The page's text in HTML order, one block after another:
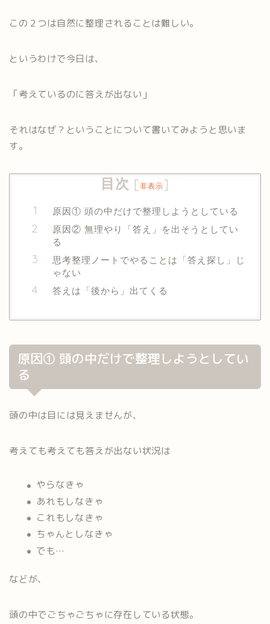
この２つは自然に整理されることは難しい。
というわけで今日は、
「考えているのに答えが出ない」
それはなぜ？ということについて書いてみようと思いま
す。
目次 [非表示]
原因① 頭の中だけで整理しようとしている
原因② 無理やり「答え」を出そうとしてい
る
思考整理ノートでやることは「答え探し」じ
ゃない
答えは「後から」出てくる
原因① 頭の中だけで整理しようとしてい
る
頭の中は目には見えませんが、
考えても考えても答えが出ない状況は
やらなきゃ
あれもしなきゃ
これもしなきゃ
ちゃんとしなきゃ
でも…
などが、
頭の中でごちゃごちゃに存在している状態。